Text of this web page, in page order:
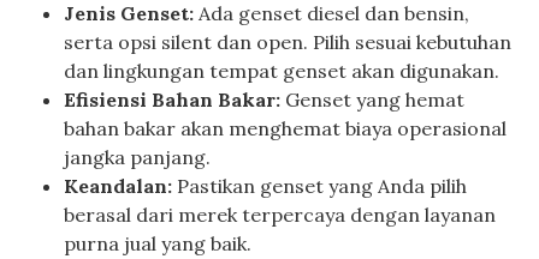
Jenis Genset: Ada genset diesel dan bensin,
serta opsi silent dan open. Pilih sesuai kebutuhan
dan lingkungan tempat genset akan digunakan.
Efisiensi Bahan Bakar: Genset yang hemat
bahan bakar akan menghemat biaya operasional
jangka panjang.
Keandalan: Pastikan genset yang Anda pilih
berasal dari merek terpercaya dengan layanan
purna jual yang baik.